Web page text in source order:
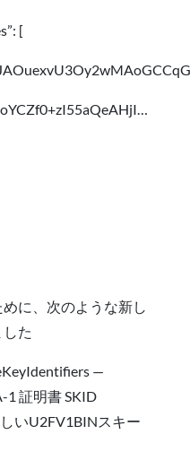
[
に、次のような新し
た
—
1 証明書 SKID
いU2FV1BINスキー